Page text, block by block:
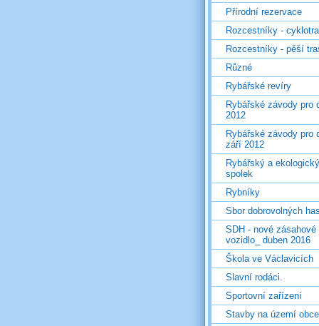
Přírodní rezervace
Rozcestníky -
Rozcestníky - pěší
Různé
Rybářské revíry
Rybářské závody pro
2012
Rybářské závody pro
září 2012
Rybářský a ekologický
spolek
Rybníky
Sbor dobrovolných
SDH - nové zásahové
vozidlo_ duben 2016
Škola ve Václavicích
Slavní rodáci.
Sportovní zařízení
Stavby na území obce